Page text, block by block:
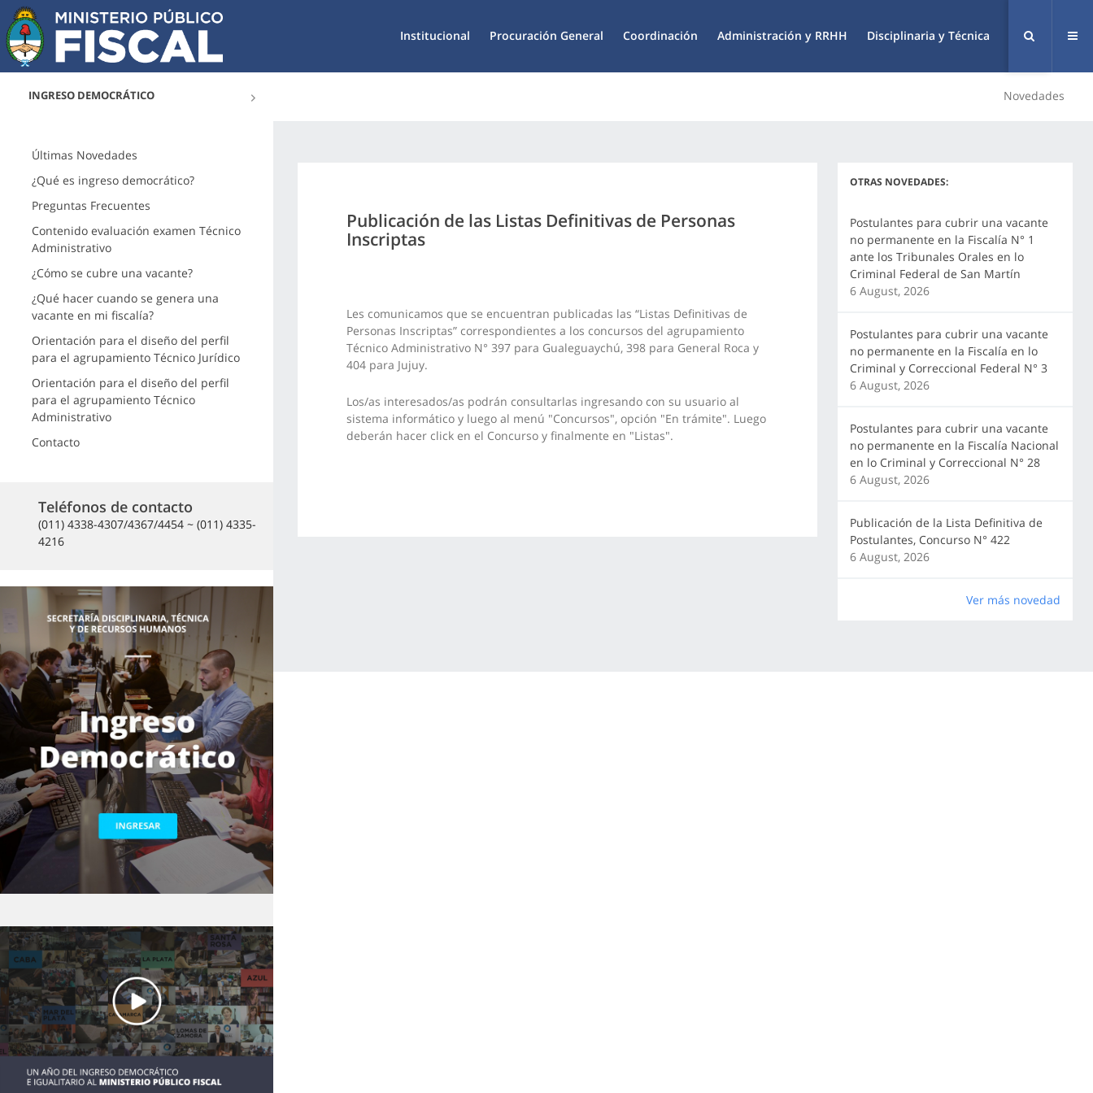
Institucional Procuración General Coordinación Administración y RRHH Disciplinaria y Técnica
INGRESO DEMOCRÁTICO Novedades
Últimas Novedades
¿Qué es ingreso democrático?
Preguntas Frecuentes
Contenido evaluación examen Técnico
Administrativo
¿Cómo se cubre una vacante?
¿Qué hacer cuando se genera una
vacante en mi fiscalía?
Orientación para el diseño del perfil
para el agrupamiento Técnico Jurídico
Orientación para el diseño del perfil
para el agrupamiento Técnico
Administrativo
Contacto
Teléfonos de contacto
(011) 4338-4307/4367/4454 ~ (011) 4335-
4216
Publicación de las Listas Definitivas de Personas
Inscriptas
Les comunicamos que se encuentran publicadas las “Listas Definitivas de
Personas Inscriptas” correspondientes a los concursos del agrupamiento
Técnico Administrativo N° 397 para Gualeguaychú, 398 para General Roca y
404 para Jujuy.
Los/as interesados/as podrán consultarlas ingresando con su usuario al
sistema informático y luego al menú "Concursos", opción "En trámite". Luego
deberán hacer click en el Concurso y finalmente en "Listas".
OTRAS NOVEDADES:
Postulantes para cubrir una vacante
no permanente en la Fiscalía N° 1
ante los Tribunales Orales en lo
Criminal Federal de San Martín
6 August, 2026
Postulantes para cubrir una vacante
no permanente en la Fiscalía en lo
Criminal y Correccional Federal N° 3
6 August, 2026
Postulantes para cubrir una vacante
no permanente en la Fiscalía Nacional
en lo Criminal y Correccional N° 28
6 August, 2026
Publicación de la Lista Definitiva de
Postulantes, Concurso N° 422
6 August, 2026
Ver más novedad